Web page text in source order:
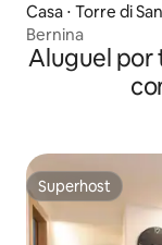
Casa ⋅ Torre di
Bernina
Aluguel por
Superhost
Superhost